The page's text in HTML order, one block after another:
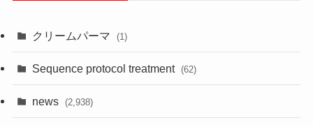
クリームパーマ (1)
Sequence protocol treatment (62)
news (2,938)